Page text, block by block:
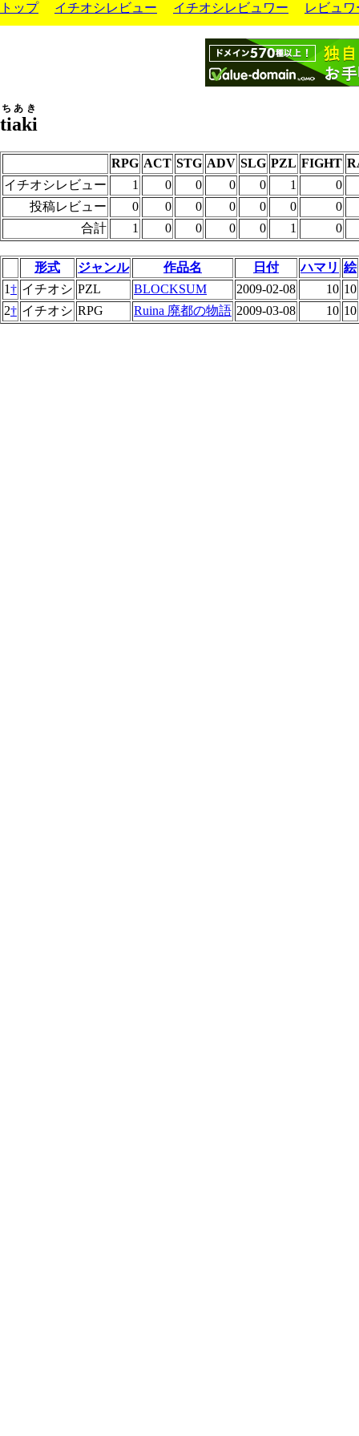
トップ イチオシレビュー イチオシレビュワー レビュワ
tiaki
ちあき
RPG ACT STG ADV SLG PZL FIGHT
イチオシレビュー
1 0 0 0 0 1
0
投稿レビュー
0 0 0 0 0 0
0
合計
1 0 0 0 0 1 0
形式 ジャンル 作品名 日付 ハマリ 絵
1† イチオシ PZL BLOCKSUM 2009-02-08 10 10
2† イチオシ RPG Ruina 廃都の物語 2009-03-08 10 10